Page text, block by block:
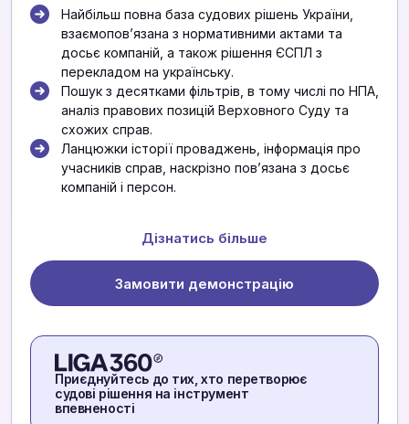
Найбільш повна база судових рішень України,
взаємоповʼязана з нормативними актами та
досьє компаній, а також рішення ЄСПЛ з
перекладом на українську.
Пошук з десятками фільтрів, в тому числі по НПА,
аналіз правових позицій Верховного Суду та
схожих справ.
Ланцюжки історії проваджень, інформація про
учасників справ, наскрізно повʼязана з досьє
компаній і персон.
Дізнатись більше
Замовити демонстрацію
Приєднуйтесь до тих, хто перетворює
судові рішення на інструмент
впевненості